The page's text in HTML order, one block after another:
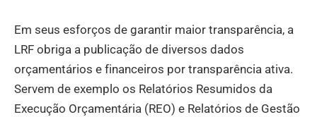
Em seus esforços de garantir maior transparência, a
LRF obriga a publicação de diversos dados
orçamentários e financeiros por transparência ativa.
Servem de exemplo os Relatórios Resumidos da
Execução Orçamentária (REO) e Relatórios de Gestão